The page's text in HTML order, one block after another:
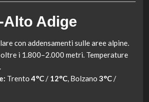
Alto Adige
con addensamenti sulle aree alpine.
i 1.800–2.000 metri. Temperature
Trento4°C/ 12°C, Bolzano 3°C/